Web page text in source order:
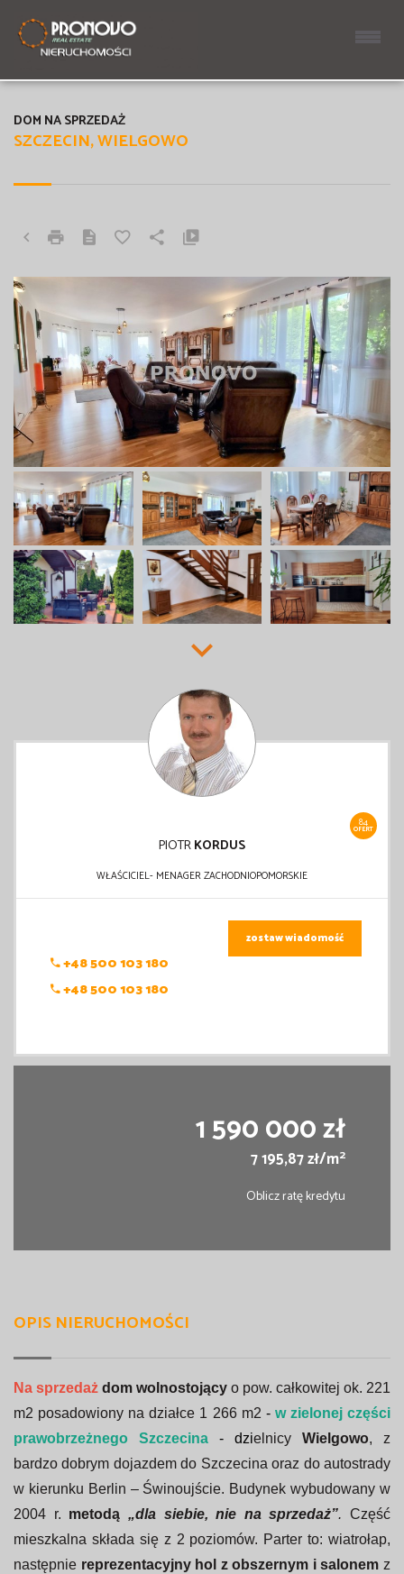
SZCZECIN, WIELGOWO
DOM NA SPRZEDAŻ
84
OFERT
PIOTRKORDUS
WŁAŚCICIEL- MENAGER ZACHODNIOPOMORSKIE
+48 500 103 180
+48 500 103 180
zostaw wiadomość
1 590 000 zł
7 195,87 zł/m2
Oblicz ratę kredytu
OPIS NIERUCHOMOŚCI
Na sprzedaż dom wolnostojący o pow. całkowitej ok. 221
m2 posadowiony na działce 1 266 m2 - w zielonej części
prawobrzeżnego Szczecina - dzielnicy Wielgowo, z
bardzo dobrym dojazdem do Szczecina oraz do autostrady
w kierunku Berlin – Świnoujście. Budynek wybudowany w
2004 r. metodą „dla siebie, nie na sprzedaż”. Część
mieszkalna składa się z 2 poziomów. Parter to: wiatrołap,
następnie reprezentacyjny hol z obszernym i salonem z